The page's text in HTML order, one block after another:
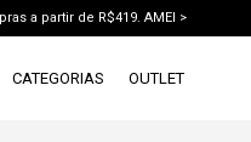
a partir de R$419. AMEI >
CATEGORIAS OUTLET